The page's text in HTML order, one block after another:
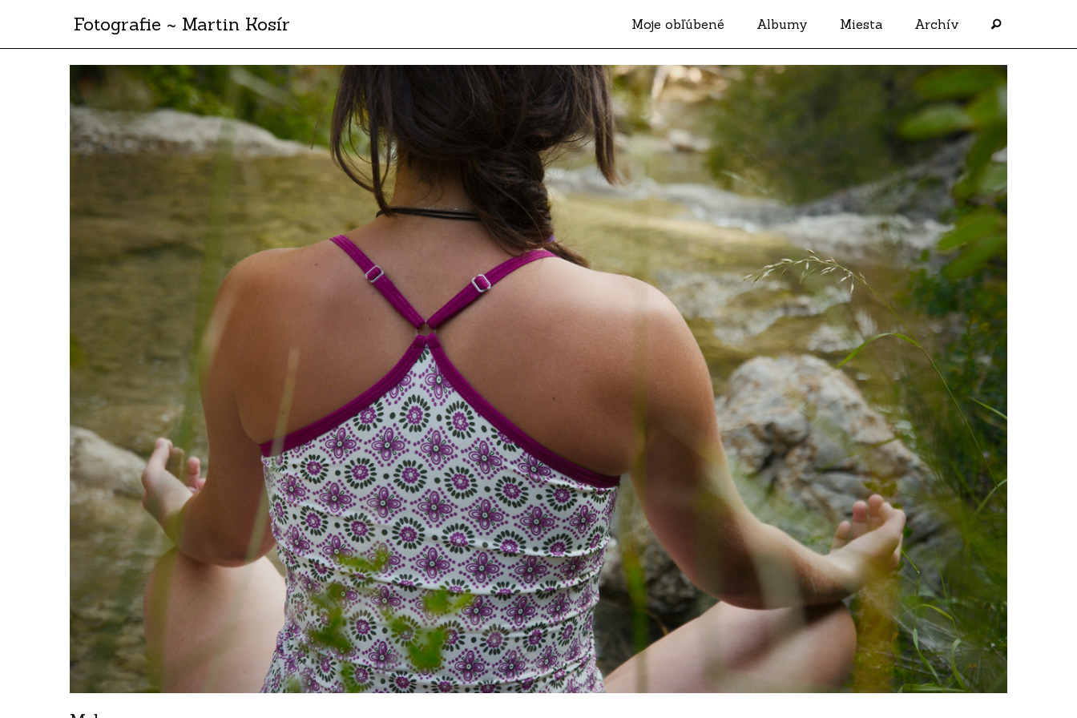
Fotografie ~ Martin Kosír Moje obľúbené Albumy Miesta Archív